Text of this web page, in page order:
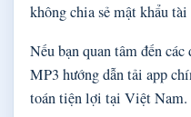
không chia sẻ mật khẩu
Nếu bạn quan tâm đến
MP3 hướng dẫn tải app
toán tiện lợi tại Việt Nam.